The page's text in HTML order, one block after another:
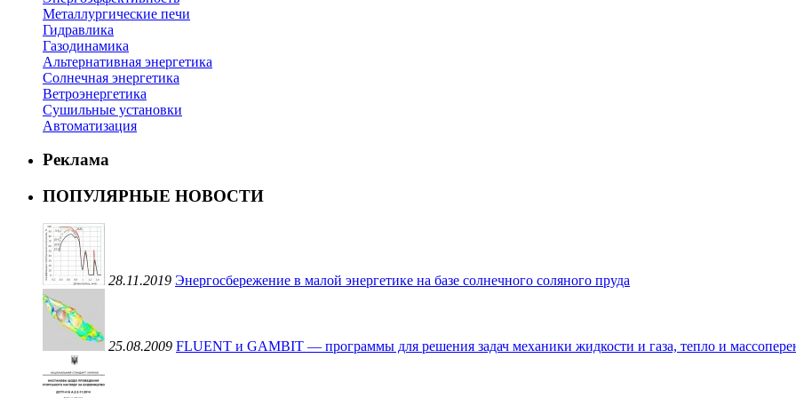
Металлургические печи
Гидравлика
Газодинамика
Альтернативная энергетика
Солнечная энергетика
Ветроэнергетика
Сушильные установки
Автоматизация
Реклама
ПОПУЛЯРНЫЕ НОВОСТИ
28.11.2019 Энергосбережение в малой энергетике на базе солнечного соляного пруда
25.08.2009 FLUENT и GAMBIT — программы для решения задач механики жидкости и газа, тепло и